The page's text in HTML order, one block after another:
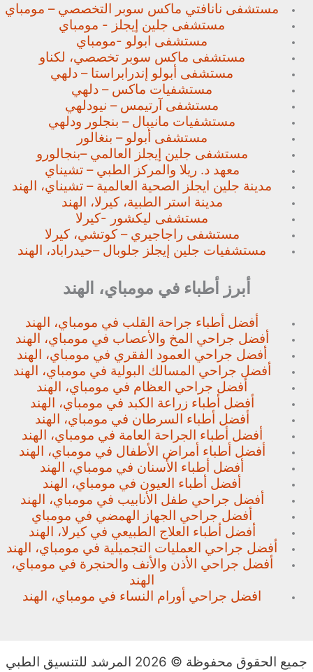
مستشفى نانافتي ماكس سوبر التخصصي – مومباي
مستشفى جلين إيجلز - مومباي
مستشفى ابولو -مومباي
مستشفى ماكس سوبر تخصصي، لكناو
مستشفى أبولو إندرابراستا – دلهي
مستشفيات ماكس – دلهي
مستشفى آرتيمس – نيودلهي
مستشفيات مانيبال – بنجلور ودلهي
مستشفى أبولو – بنغالور
مستشفى جلين إيجلز العالمي –بنجالورو
معهد د. ريلا والمركز الطبي – تشيناي
مدينة جلين ايجلز الصحية العالمية – تشيناي، الهند
مدينة استر الطبية، كيرلا، الهند
مستشفى ليكشور -كيرلا
مستشفى راجاجيري – كوتشي، كيرلا
مستشفيات جلين إيجلز جلوبال –حيدراباد، الهند
أبرز أطباء في مومباي، الهند
أفضل أطباء جراحة القلب في مومباي، الهند
أفضل جراحي المخ والأعصاب في مومباي، الهند
أفضل جراحي العمود الفقري في مومباي، الهند
أفضل جراحي المسالك البولية في مومباي، الهند
أفضل جراحي العظام في مومباي، الهند
أفضل أطباء زراعة الكبد في مومباي، الهند
أفضل أطباء السرطان في مومباي، الهند
أفضل أطباء الجراحة العامة في مومباي، الهند
أفضل أطباء أمراض الأطفال في مومباي، الهند
أفضل أطباء الأسنان في مومباي، الهند
أفضل أطباء العيون في مومباي، الهند
أفضل جراحي طفل الأنابيب في مومباي، الهند
أفضل جراحي الجهاز الهمضي في مومباي
أفضل أطباء العلاج الطبيعي في كيرلا، الهند
أفضل جراحي العمليات التجميلية في مومباي، الهند
أفضل جراحي الأذن والأنف والحنجرة في مومباي،
الهند
افضل جراحي أورام النساء في مومباي، الهند
جميع الحقوق محفوظة © 2026 المرشد للتنسيق الطبي